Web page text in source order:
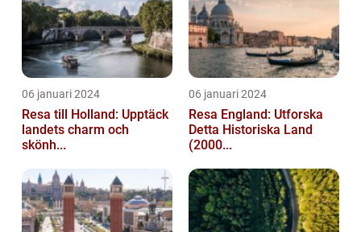
06 januari 2024
Resa till Holland: Upptäck
landets charm och
skönh...
06 januari 2024
Resa England: Utforska
Detta Historiska Land
(2000...